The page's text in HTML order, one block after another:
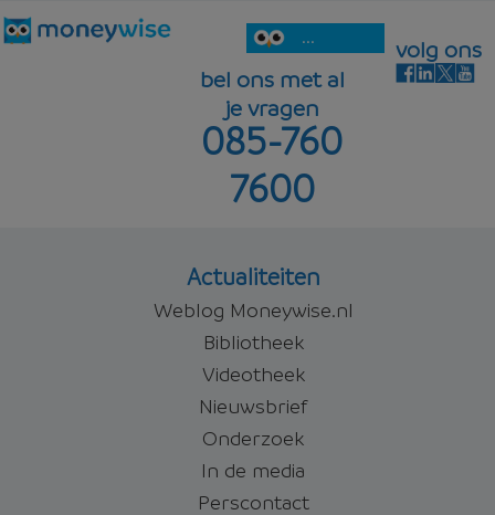
...
bel ons met al
je vragen
085-760
7600
volg ons
Actualiteiten
Weblog Moneywise.nl
Bibliotheek
Videotheek
Nieuwsbrief
Onderzoek
In de media
Perscontact